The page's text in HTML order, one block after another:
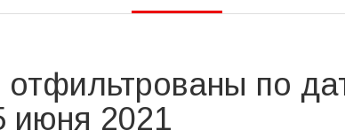
по
июня 2021